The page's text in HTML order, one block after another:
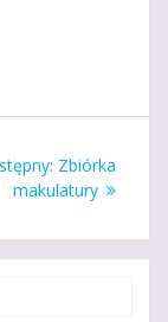
Następny
wpis:
Zbiórka
makulatury